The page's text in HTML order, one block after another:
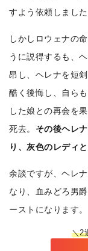
すよう依頼しました
しかしロウェナの
うに説得するも、
昂し、ヘレナを短
酷く後悔し、自ら
した娘との再会を
死去。 その後ヘレ
り、灰色のレディ
余談ですが、ヘレ
なり、血みどろ男
ーストになります。
＼2